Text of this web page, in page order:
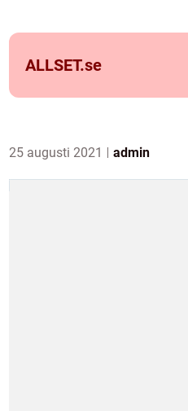
ALLSET.se
25 augusti 2021 admin